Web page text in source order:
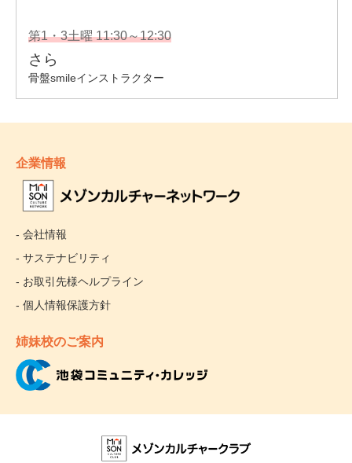
企業情報
- 会社情報
- サステナビリティ
- お取引先様ヘルプライン
- 個人情報保護方針
姉妹校のご案内